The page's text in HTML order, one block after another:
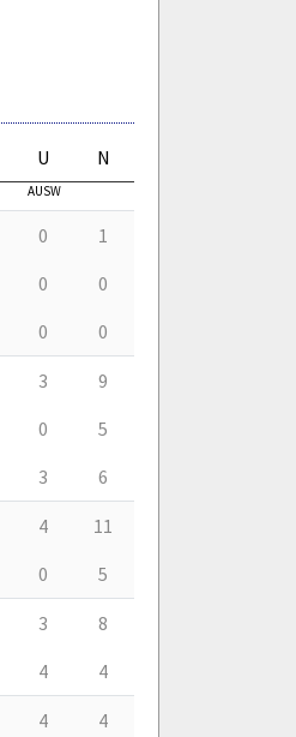
U N
AUSW
0
1
0
0
0 0
3
9
0
5
3 6
4
11
0 5
3
8
4 4
4
4